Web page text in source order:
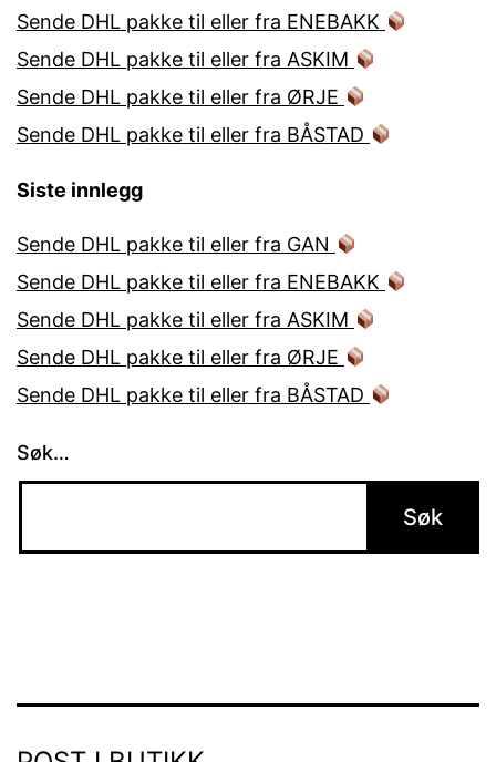
Sende DHL pakke til eller fra ENEBAKK
Sende DHL pakke til eller fra ASKIM
Sende DHL pakke til eller fra ØRJE
Sende DHL pakke til eller fra BÅSTAD
Siste innlegg
Sende DHL pakke til eller fra GAN
Sende DHL pakke til eller fra ENEBAKK
Sende DHL pakke til eller fra ASKIM
Sende DHL pakke til eller fra ØRJE
Sende DHL pakke til eller fra BÅSTAD
Søk…